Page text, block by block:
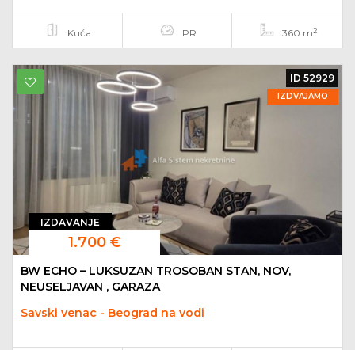
Kuća PR 360 m2
IZDAVANJE
1.700 €
ID 52929
IZDVAJAMO
BW ECHO – LUKSUZAN TROSOBAN STAN, NOV,
NEUSELJAVAN , GARAZA
Savski venac - Beograd na vodi